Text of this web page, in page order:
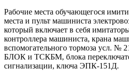
Рабочие места обучающегося
места и пульт машиниста
который включает в себя
контроллера машиниста, крана
вспомогательного тормоза усл. №
БЛОК и ТСКБМ, блока
сигнализации, ключа ЭПК-151Д.